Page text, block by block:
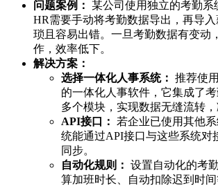
问题案例： 某公司使用独立的考勤系
HR需要手动将考勤数据导出，再导
琐且容易出错。一旦考勤数据有变动
作，效率低下。
解决方案：
选择一体化人事系统： 推荐使
的一体化人事软件，它集成了
多个模块，实现数据无缝流转，
API接口：
若企业已使用其他
统能通过API接口与这些系统对
同步。
自动化规则： 设置自动化的考
算加班时长、自动扣除迟到时